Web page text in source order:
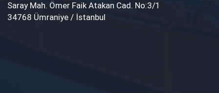
Saray Mah. Ömer Faik Atakan Cad. No:3/1
34768 Ümraniye / İstanbul